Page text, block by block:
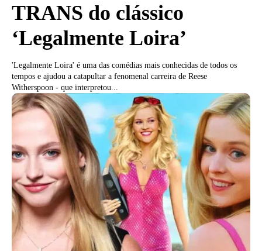
TRANS do clássico
‘Legalmente Loira’
'Legalmente Loira' é uma das comédias mais conhecidas de todos os
tempos e ajudou a catapultar a fenomenal carreira de Reese
Witherspoon - que interpretou...